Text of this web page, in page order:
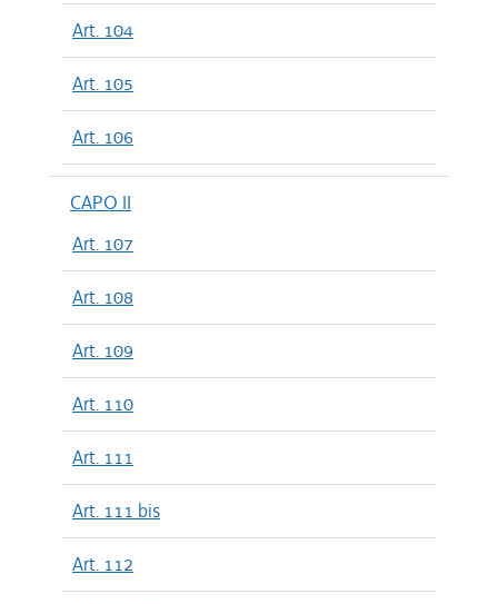
Art. 104
Art. 105
Art. 106
CAPO II
Art. 107
Art. 108
Art. 109
Art. 110
Art. 111
Art. 111 bis
Art. 112